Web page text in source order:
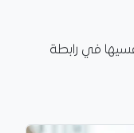
في رابطة